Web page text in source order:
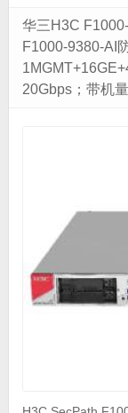
华三H3C
F1000-9380-AI
20Gbps；带机